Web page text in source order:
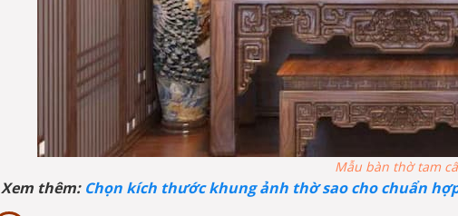
Mẫu bàn thờ tam
Xem thêm: Chọn kích thước khung ảnh thờ sao cho chuẩn